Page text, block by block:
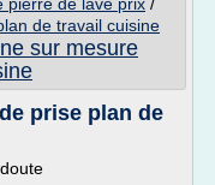
de travail cuisine
sur mesure
prise plan de